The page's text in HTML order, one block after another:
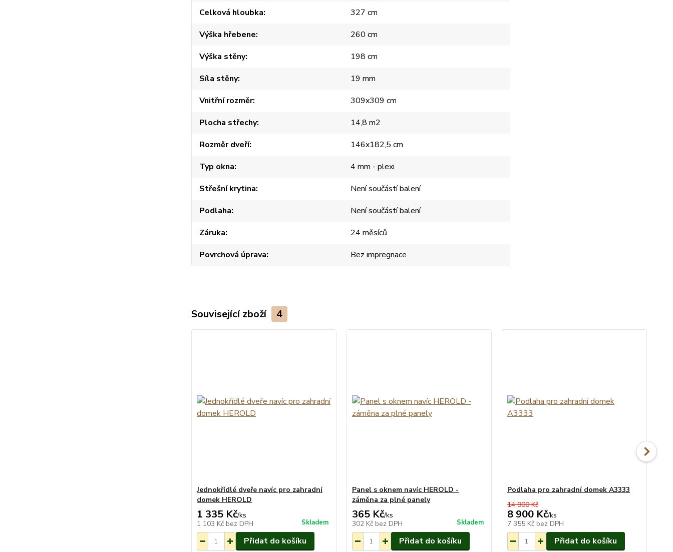
Celková hloubka
327 cm
Výška hřebene
260 cm
Výška stěny
198 cm
Síla stěny
19 mm
Vnitřní rozměr
309x309 cm
Plocha střechy
14,8 m2
Rozměr dveří
146x182,5 cm
Typ okna
4 mm - plexi
Střešní krytina
Není součástí balení
Podlaha
Není součástí balení
Záruka
24 měsíců
Povrchová úprava
Bez impregnace
Související zboží 4
Jednokřídlé dveře navíc pro zahradní
domek HEROLD
1 335 Kč/ks
1 103 Kč bez DPH Skladem
Přidat do košíku
Panel s oknem navíc HEROLD -
záměna za plné panely
365 Kč/ks
302 Kč bez DPH Skladem
Přidat do košíku
Podlaha pro zahradní domek A3333
14 900 Kč
8 900 Kč/ks
7 355 Kč bez DPH
Přidat do košíku